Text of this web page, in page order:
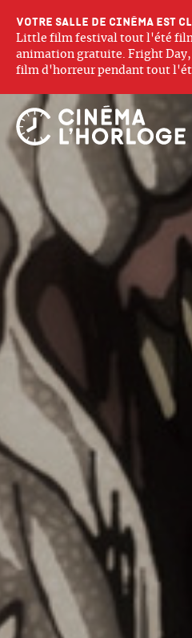
Votre salle de cinéma est
Little film festival tout l'été film
animation gratuite. Fright Day,
film d'horreur pendant tout